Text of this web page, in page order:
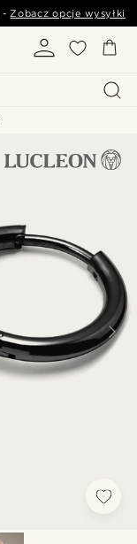
-Zobacz opcje wysyłki